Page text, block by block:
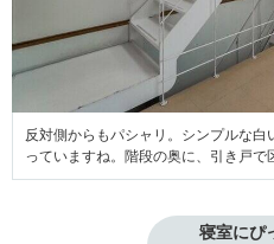
反対側からもパシャリ。シンプルな
っていますね。階段の奥に、引き戸で
寝室にぴ